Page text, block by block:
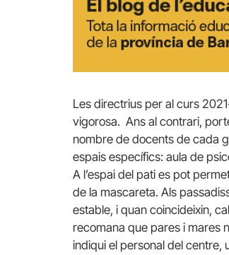
Les directrius per al curs
vigorosa. Ans al contrari,
nombre de docents de cada
espais específics: aula de
A l’espai del pati es pot
de la mascareta. Als
estable, i quan coincideixin,
recomana que pares i mares
indiqui el personal del centre,